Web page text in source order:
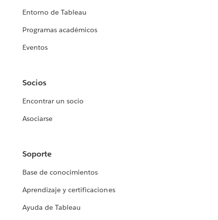
Entorno de Tableau
Programas académicos
Eventos
Socios
Encontrar un socio
Asociarse
Soporte
Base de conocimientos
Aprendizaje y certificaciones
Ayuda de Tableau